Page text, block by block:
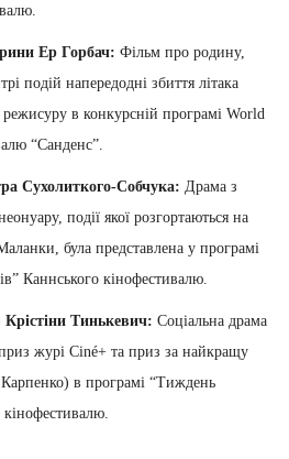
Ер Горбач: Фільм про родину,
подій напередодні збиття літака
в конкурсній програмі World
“Санденс”.
Сухолиткого-Собчука: Драма з
події якої розгортаються на
була представлена у програмі
Каннського кінофестивалю.
Тинькевич: Соціальна драма
журі Ciné+ та приз за найкращу
в програмі “Тиждень